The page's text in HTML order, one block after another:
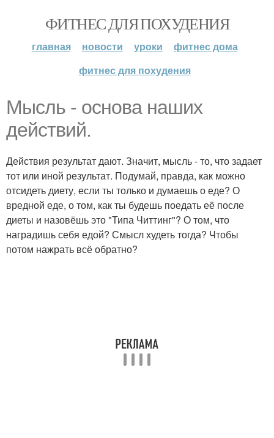
ФИТНЕС ДЛЯ ПОХУДЕНИЯ
главная новости уроки
фитнес дома
фитнес для похудения
Мысль - основа наших
действий.
Действия результат дают. Значит, мысль - то, что задает
тот или иной результат. Подумай, правда, как можно
отсидеть диету, если ты только и думаешь о еде? О
вредной еде, о том, как ты будешь поедать её после
диеты и назовёшь это "Типа Читтинг"? О том, что
наградишь себя едой? Смысл худеть тогда? Чтобы
потом нажрать всё обратно?